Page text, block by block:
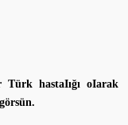
Türk hastaIığı oIarak